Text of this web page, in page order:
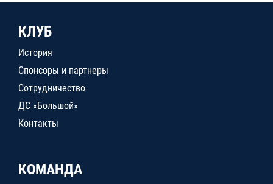
КЛУБ
История
Спонсоры и партнеры
Сотрудничество
ДС «Большой»
Контакты
КОМАНДА